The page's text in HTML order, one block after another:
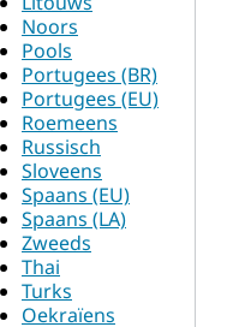
Noors
Pools
Portugees (BR)
Portugees (EU)
Roemeens
Russisch
Sloveens
Spaans (EU)
Spaans (LA)
Zweeds
Thai
Turks
Oekraïens